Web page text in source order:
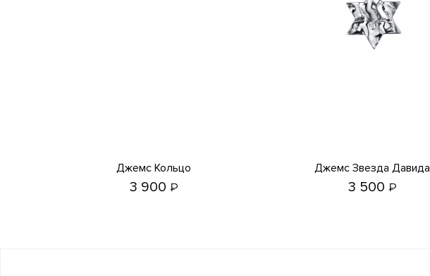
Джемс Кольцо
3 900 ₽
Джемс Звезда Давида
3 500 ₽